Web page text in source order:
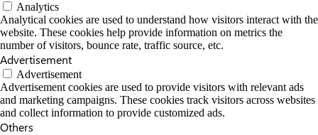
Analytics
Analytical cookies are used to understand how visitors interact with the
website. These cookies help provide information on metrics the
number of visitors, bounce rate, traffic source, etc.
Advertisement
Advertisement
Advertisement cookies are used to provide visitors with relevant ads
and marketing campaigns. These cookies track visitors across websites
and collect information to provide customized ads.
Others